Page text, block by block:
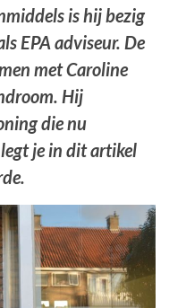
is hij bezig
EPA adviseur. De
met Caroline
Hij
die nu
legt je in dit artikel